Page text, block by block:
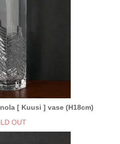
[ Kuusi ] vase (H18cm)
OUT